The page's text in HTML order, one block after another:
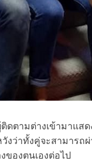
ตามต่างเข้ามาแส
งว่าทั้งคู่จะสามาร
ของตนเองต่อไป